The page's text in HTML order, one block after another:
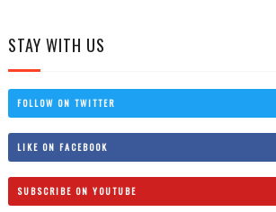
STAY WITH US
FOLLOW ON TWITTER
LIKE ON FACEBOOK
SUBSCRIBE ON YOUTUBE